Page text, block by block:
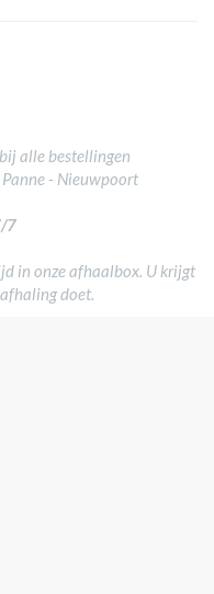
alle bestellingen
- Nieuwpoort
7
in onze afhaalbox. U krijgt
doet.